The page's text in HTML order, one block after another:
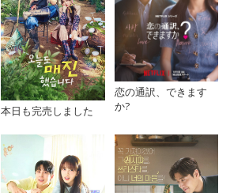
本日も完売しました
恋の通訳、できます
か?